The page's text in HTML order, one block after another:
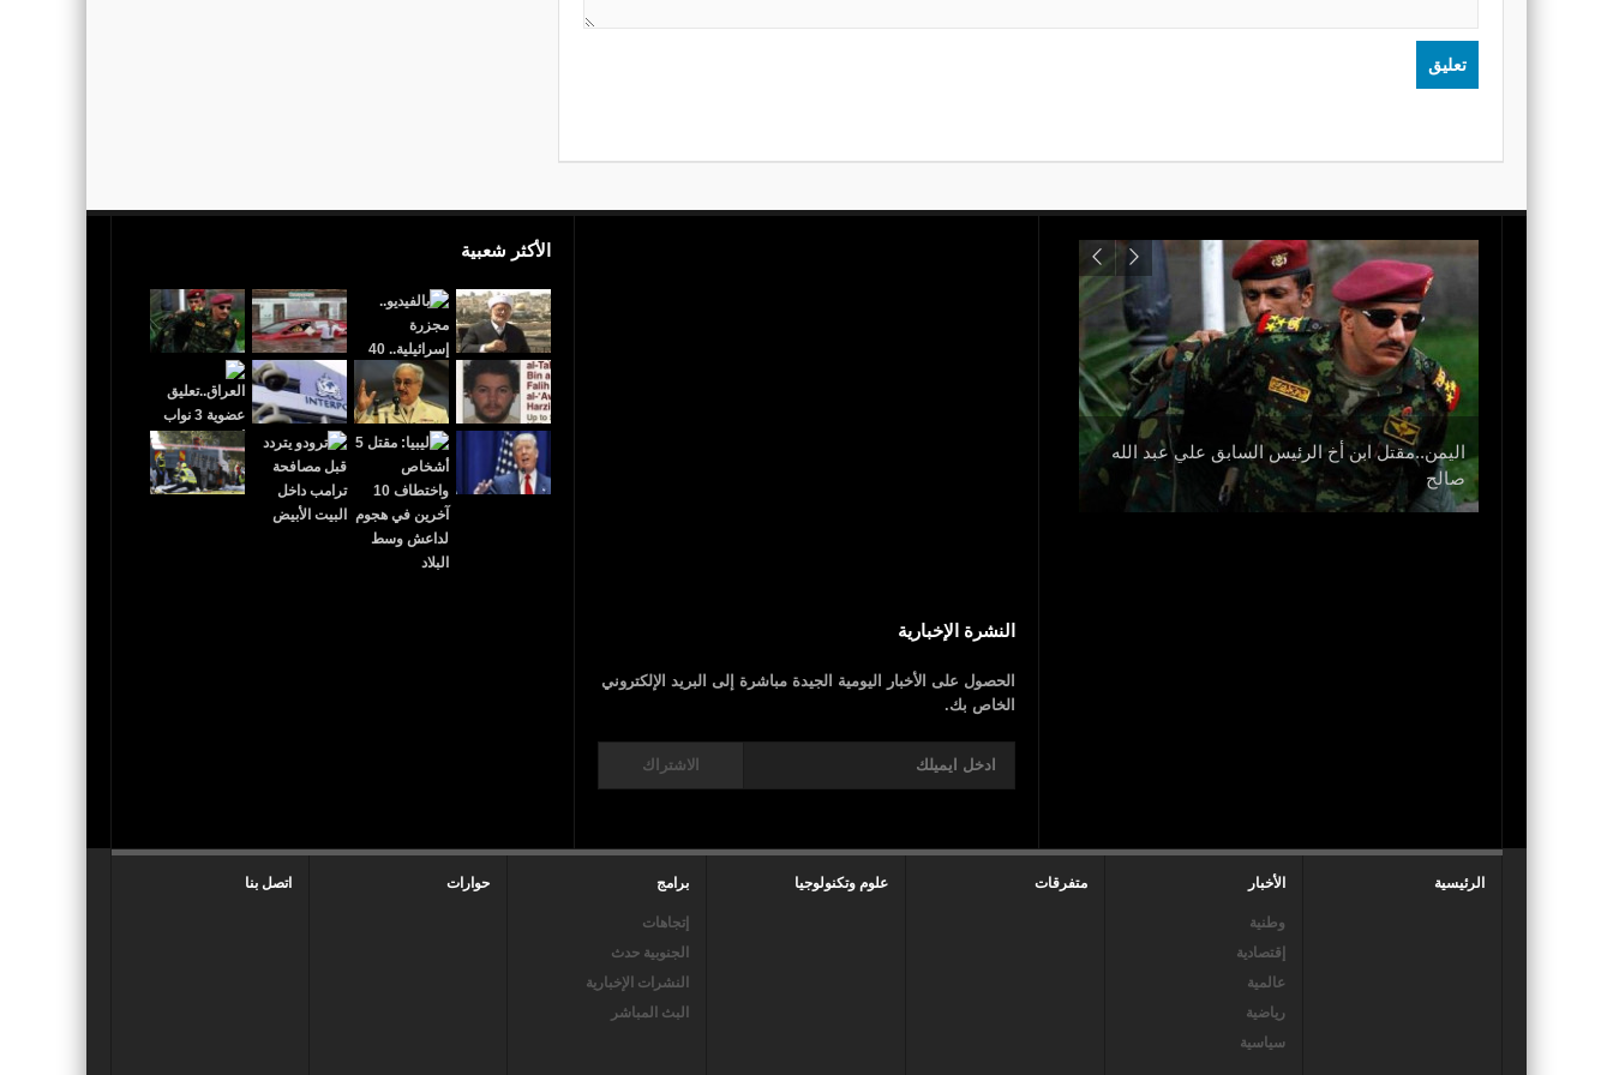
اليمن..مقتل ابن أخ الرئيس السابق علي عبد الله
صالح
عاجل..ترامب يعلن القدس عاصمة لإٍسرائيل
النشرة الإخبارية
الحصول على الأخبار اليومية الجيدة مباشرة إلى البريد الإلكتروني
الخاص بك.
الاشتراك
الأكثر شعبية
الرئيسية الأخبار
وطنية
إقتصادية
عالمية
رياضية
سياسية
متفرقات علوم وتكنولوجيا برامج
إتجاهات
الجنوبية حدث
النشرات الإخبارية
البث المباشر
حوارات اتصل بنا